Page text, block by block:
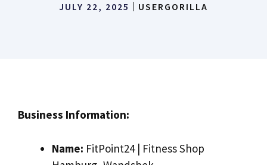
JULY 22, 2025 USERGORILLA
Business Information:
Name: FitPoint24 | Fitness Shop